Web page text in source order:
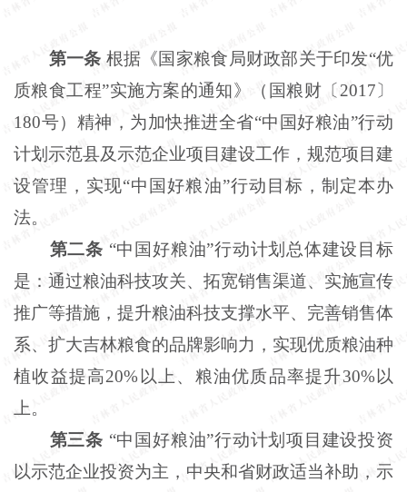
第一条 根据《国家粮食局财政部关于印发“优
质粮食工程”实施方案的通知》（国粮财〔2017〕
180号）精神，为加快推进全省“中国好粮油”行动
计划示范县及示范企业项目建设工作，规范项目建
设管理，实现“中国好粮油”行动目标，制定本办
法。
第二条 “中国好粮油”行动计划总体建设目标
是：通过粮油科技攻关、拓宽销售渠道、实施宣传
推广等措施，提升粮油科技支撑水平、完善销售体
系、扩大吉林粮食的品牌影响力，实现优质粮油种
植收益提高20%以上、粮油优质品率提升30%以
上。
第三条 “中国好粮油”行动计划项目建设投资
以示范企业投资为主，中央和省财政适当补助，示